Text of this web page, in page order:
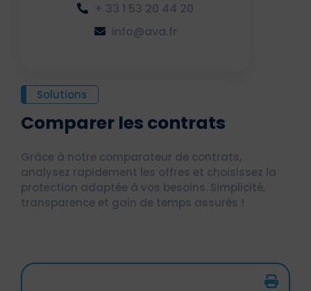
Solutions
Comparer les contrats
Grâce à notre comparateur de contrats,
analysez rapidement les offres et choisissez la
protection adaptée à vos besoins. Simplicité,
transparence et gain de temps assurés !
+ 33 1 53 20 44 20
info@ava.fr